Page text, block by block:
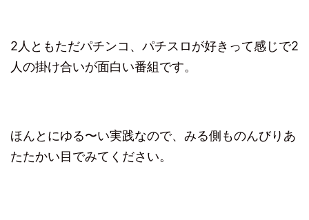
2人ともただパチンコ、パチスロが好きって感じで2
人の掛け合いが面白い番組です。
ほんとにゆる〜い実践なので、みる側ものんびりあ
たたかい目でみてください。